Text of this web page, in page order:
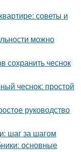
советы и
можно
сохранить чеснок
чеснок: простой
руководство
шаг за шагом
основные